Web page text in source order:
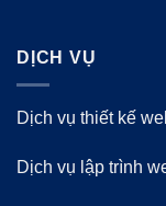
DỊCH VỤ
Dịch vụ thiết kế
Dịch vụ lập trình